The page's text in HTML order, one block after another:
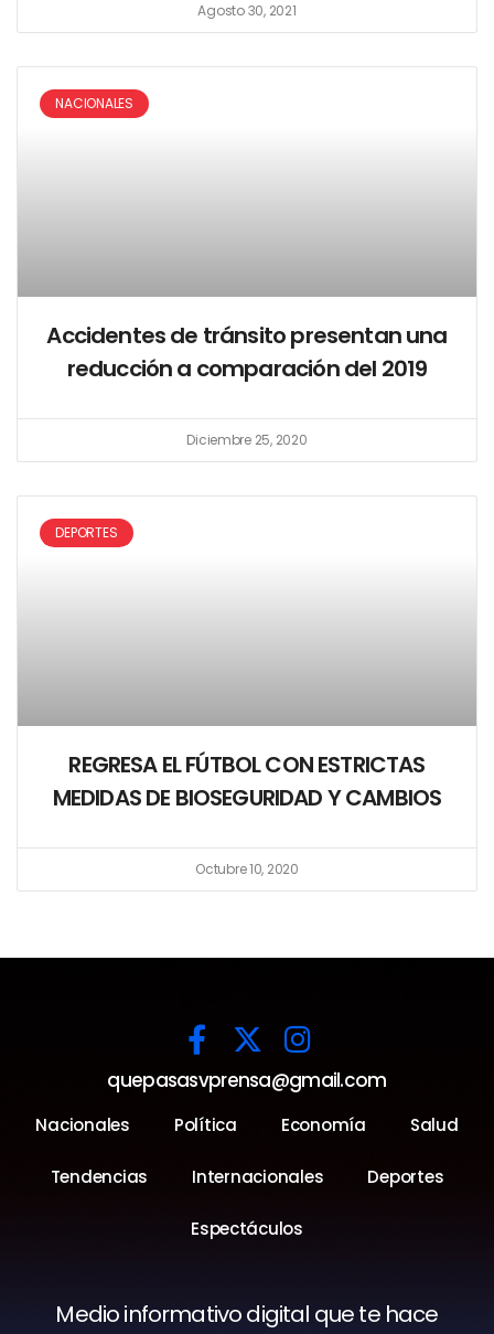
Agosto 30, 2021
NACIONALES
Accidentes de tránsito presentan una
reducción a comparación del 2019
Diciembre 25, 2020
DEPORTES
REGRESA EL FÚTBOL CON ESTRICTAS
MEDIDAS DE BIOSEGURIDAD Y CAMBIOS
Octubre 10, 2020
quepasasvprensa@gmail.com
Nacionales Política Economía Salud
Tendencias Internacionales Deportes
Espectáculos
Medio informativo digital que te hace